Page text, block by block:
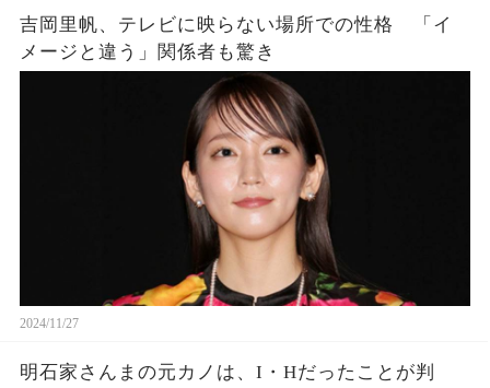
吉岡里帆、テレビに映らない場所での性格 「イ
メージと違う」関係者も驚き
2024/11/27
明石家さんまの元カノは、I・Hだったことが判